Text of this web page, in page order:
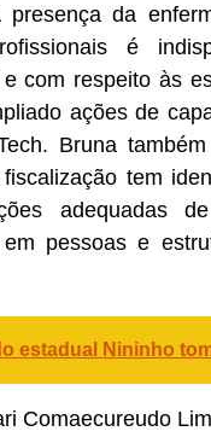
presença da
é
com respeito às
ações de
Bruna
tem
adequadas
pessoas e
estadual Nininho
Comaecureudo